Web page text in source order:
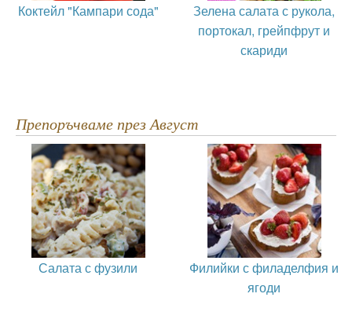
Коктейл "Кампари сода"
Зелена салата с рукола,
портокал, грейпфрут и
скариди
Препоръчваме през Август
Салата с фузили
Филийки с филаделфия и
ягоди